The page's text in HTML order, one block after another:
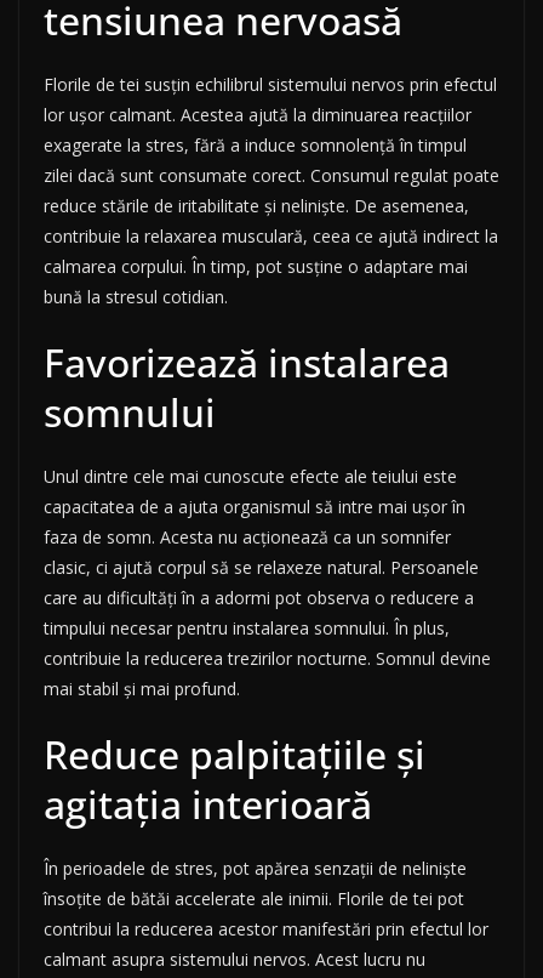
tensiunea nervoasă
Florile de tei susțin echilibrul sistemului nervos prin efectul
lor ușor calmant. Acestea ajută la diminuarea reacțiilor
exagerate la stres, fără a induce somnolență în timpul
zilei dacă sunt consumate corect. Consumul regulat poate
reduce stările de iritabilitate și neliniște. De asemenea,
contribuie la relaxarea musculară, ceea ce ajută indirect la
calmarea corpului. În timp, pot susține o adaptare mai
bună la stresul cotidian.
Favorizează instalarea
somnului
Unul dintre cele mai cunoscute efecte ale teiului este
capacitatea de a ajuta organismul să intre mai ușor în
faza de somn. Acesta nu acționează ca un somnifer
clasic, ci ajută corpul să se relaxeze natural. Persoanele
care au dificultăți în a adormi pot observa o reducere a
timpului necesar pentru instalarea somnului. În plus,
contribuie la reducerea trezirilor nocturne. Somnul devine
mai stabil și mai profund.
Reduce palpitațiile și
agitația interioară
În perioadele de stres, pot apărea senzații de neliniște
însoțite de bătăi accelerate ale inimii. Florile de tei pot
contribui la reducerea acestor manifestări prin efectul lor
calmant asupra sistemului nervos. Acest lucru nu